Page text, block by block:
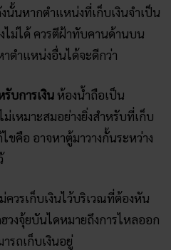
นั้นหากตำแหน่งที่เก็บเงินจำเป็น
ไม่ได้ ควรตีฝ้าทับคานด้านบน
ตำแหน่งอื่นได้จะดีกว่า
บการเงิน ห้องน้ำถือเป็น
เหมาะสมอย่างยิ่งสำหรับที่เก็บ
ขคือ อาจหาตู้มาวางกั้นระหว่าง
ควรเก็บเงินไว้บริเวณที่ต้องหัน
วงจุ้ยบันไดหมายถึงการไหลออก
รถเก็บเงินอยู่